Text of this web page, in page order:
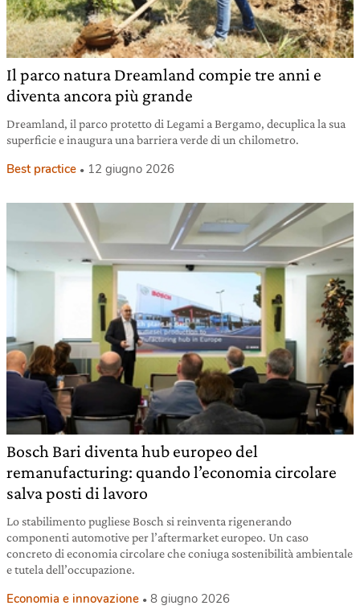
Il parco natura Dreamland compie tre anni e
diventa ancora più grande
Dreamland, il parco protetto di Legami a Bergamo, decuplica la sua
superficie e inaugura una barriera verde di un chilometro.
Best practice 12 giugno 2026
Bosch Bari diventa hub europeo del
remanufacturing: quando l’economia circolare
salva posti di lavoro
Lo stabilimento pugliese Bosch si reinventa rigenerando
componenti automotive per l’aftermarket europeo. Un caso
concreto di economia circolare che coniuga sostenibilità ambientale
e tutela dell’occupazione.
Economia e innovazione 8 giugno 2026